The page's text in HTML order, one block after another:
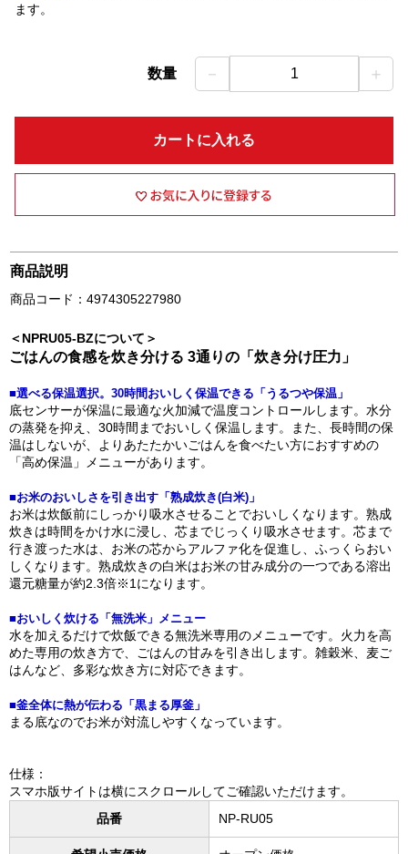
ます。
数量 － 1 ＋
カートに入れる
商品説明
商品コード：4974305227980
＜NPRU05-BZについて＞
ごはんの食感を炊き分ける 3通りの「炊き分け圧力」
■選べる保温選択。30時間おいしく保温できる「うるつや保温」
底センサーが保温に最適な火加減で温度コントロールします。水分
の蒸発を抑え、30時間までおいしく保温します。また、長時間の保
温はしないが、よりあたたかいごはんを食べたい方におすすめの
「高め保温」メニューがあります。
■お米のおいしさを引き出す「熟成炊き(白米)」
お米は炊飯前にしっかり吸水させることでおいしくなります。熟成
炊きは時間をかけ水に浸し、芯までじっくり吸水させます。芯まで
行き渡った水は、お米の芯からアルファ化を促進し、ふっくらおい
しくなります。熟成炊きの白米はお米の甘み成分の一つである溶出
還元糖量が約2.3倍※1になります。
■おいしく炊ける「無洗米」メニュー
水を加えるだけで炊飯できる無洗米専用のメニューです。火力を高
めた専用の炊き方で、ごはんの甘みを引き出します。雑穀米、麦ご
はんなど、多彩な炊き方に対応できます。
■釜全体に熱が伝わる「黒まる厚釜」
まる底なのでお米が対流しやすくなっています。
仕様：
スマホ版サイトは横にスクロールしてご確認いただけます。
品番
NP-RU05